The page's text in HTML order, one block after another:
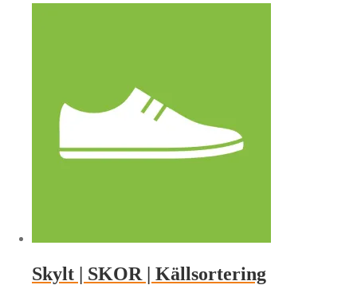
Skylt | SKOR | Källsortering